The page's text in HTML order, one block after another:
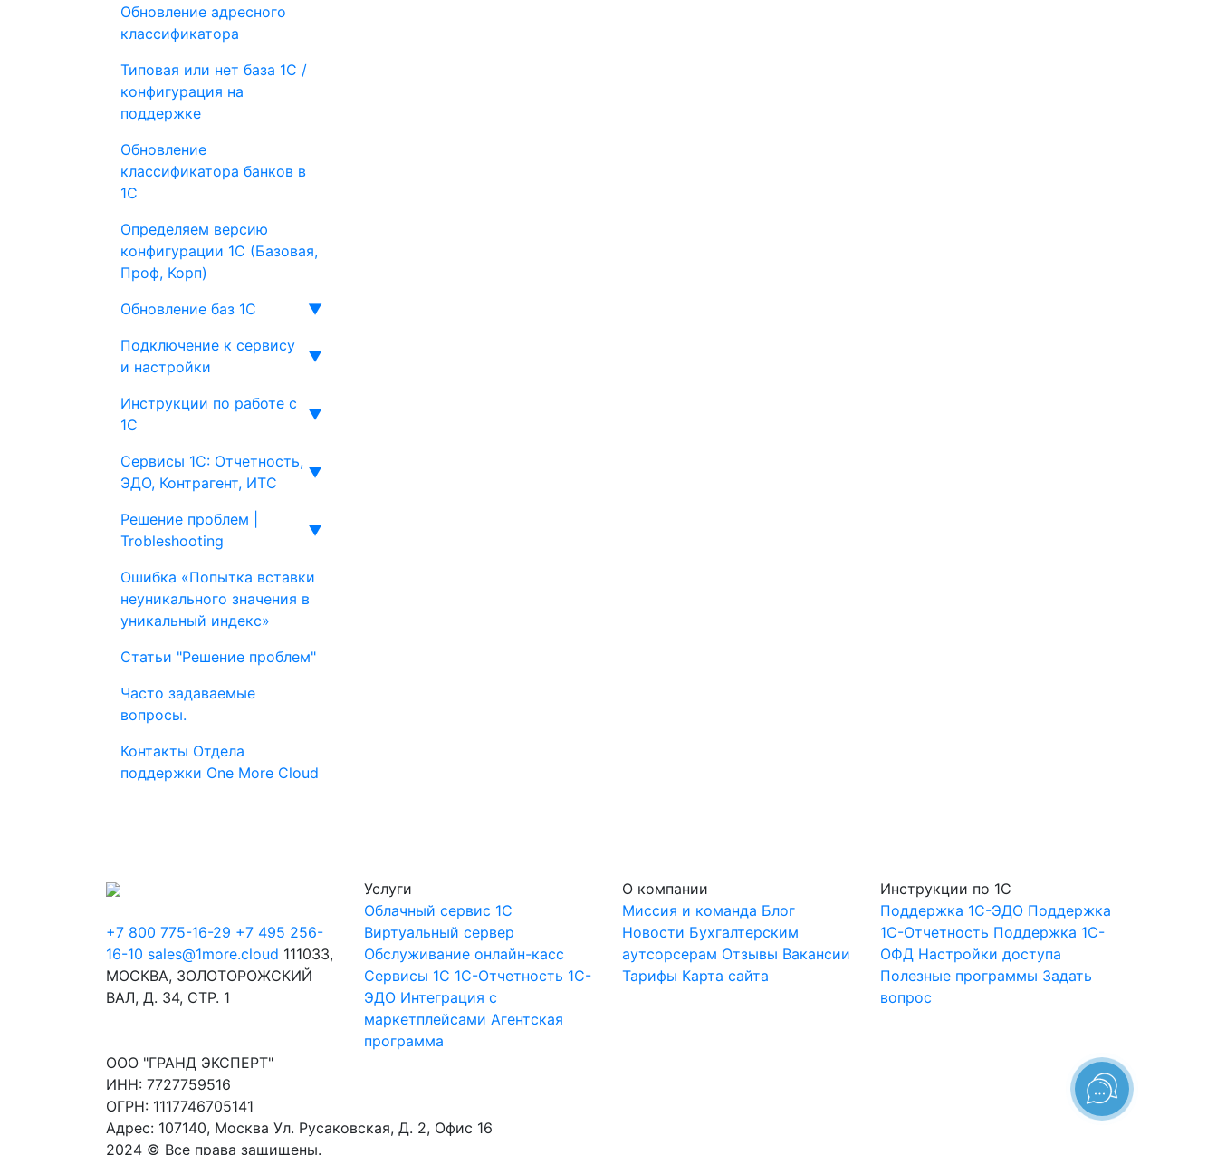
Обновление адресного
классификатора
Типовая или нет база 1С /
конфигурация на
поддержке
Обновление
классификатора банков в
1С
Определяем версию
конфигурации 1С (Базовая,
Проф, Корп)
Обновление баз 1С
▼
Подключение к сервису
и настройки
▼
Инструкции по работе с
1С
▼
Сервисы 1С: Отчетность,
ЭДО, Контрагент, ИТС
▼
Решение проблем |
Trobleshooting
▼
Ошибка «Попытка вставки
неуникального значения в
уникальный индекс»
Статьи "Решение проблем"
Часто задаваемые
вопросы.
Контакты Отдела
поддержки One More Cloud
+7 800 775-16-29 +7 495 256-
16-10 sales@1more.cloud 111033,
МОСКВА, ЗОЛОТОРОЖСКИЙ
ВАЛ, Д. 34, СТР. 1
Услуги
Облачный сервис 1С
Виртуальный сервер
Обслуживание онлайн-касс
Сервисы 1С 1С-Отчетность 1С-
ЭДО Интеграция с
маркетплейсами Агентская
программа
О компании
Миссия и команда Блог
Новости Бухгалтерским
аутсорсерам Отзывы Вакансии
Тарифы Карта сайта
Инструкции по 1С
Поддержка 1С-ЭДО Поддержка
1С-Отчетность Поддержка 1С-
ОФД Настройки доступа
Полезные программы Задать
вопрос
ООО "ГРАНД ЭКСПЕРТ"
ИНН: 7727759516
ОГРН: 1117746705141
Адрес: 107140, Москва Ул. Русаковская, Д. 2, Офис 16
2024 © Все права защищены.